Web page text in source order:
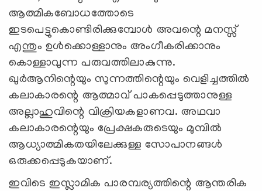
ആത്മികബോധത്തോടെ
ഇടപെട്ടുകൊണ്ടിരിക്കുമ്പോള്‍ അവന്റെ മനസ്സ്‌
എന്തും ഉള്‍ക്കൊള്ളാനും അംഗീകരിക്കാനും
കൊള്ളാവുന്ന പരുവത്തിലാകുന്നു.
ഖുര്‍ആനിന്റെയും സുന്നത്തിന്റെയും വെളിച്ചത്തില്‍
കലാകാരന്റെ ആത്മാവ്‌ പാകപ്പെടുത്താനുള്ള
അല്ലാഹുവിന്റെ വിക്രിയകളാണവ. അഥവാ
കലാകാരന്റെയും പ്രേക്ഷകരുടെയും മുമ്പില്‍
ആധ്യാത്മികതയിലേക്കുള്ള സോപാനങ്ങള്‍
ഒരുക്കപ്പെടുകയാണ്‌.
ഇവിടെ ഇസ്ലാമിക പാരമ്പര്യത്തിന്റെ ആന്തരിക